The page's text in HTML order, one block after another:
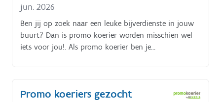
jun. 2026
Ben jij op zoek naar een leuke bijverdienste in jouw
buurt? Dan is promo koerier worden misschien wel
iets voor jou!. Als promo koerier ben je
Je kiest daarbij zelf hoe je dat doet (met de fiets, te
voet, bromfiets, … ) De folderpakketten moeten
Promo koeriers gezocht